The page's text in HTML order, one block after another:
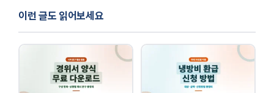
이런 글도 읽어보세요